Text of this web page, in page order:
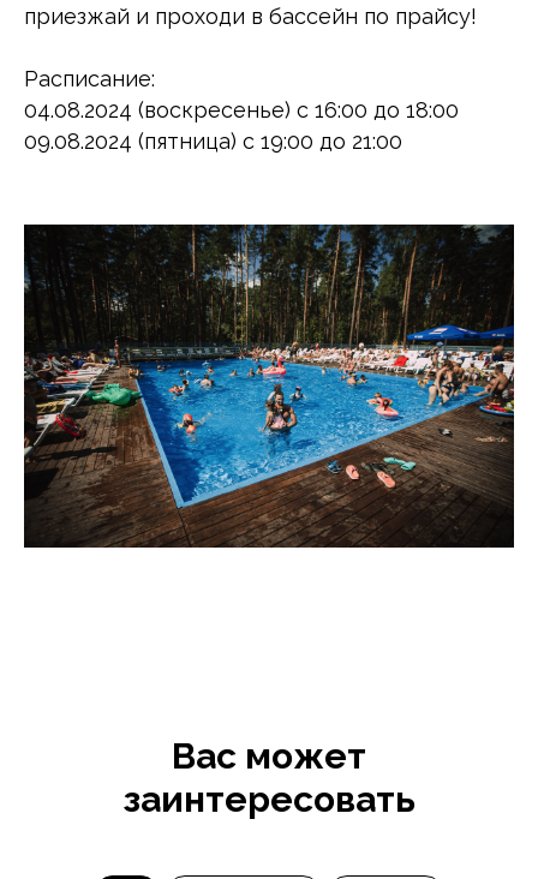
приезжай и проходи в бассейн по прайсу!
Расписание:
04.08.2024 (воскресенье) с 16:00 до 18:00
09.08.2024 (пятница) с 19:00 до 21:00
Вас может
заинтересовать